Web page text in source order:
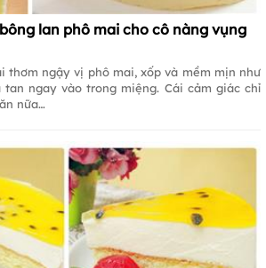
lan phô mai cho cô nàng vụng
thơm ngậy vị phô mai, xốp và mềm mịn như
ngay vào trong miệng. Cái cảm giác chỉ
nữa…